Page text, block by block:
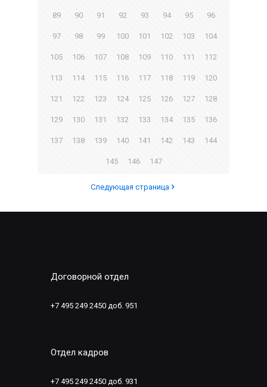
89 90 91 92 93 94 95 96
97 98 99 100 101 102 103 104
105 106 107 108 109 110 111 112
113 114 115 116 117 118 119 120
121 122 123 124 125 126 127 128
129 130 131 132 133 134 135 136
137 138 139 140 141 142 143 144
145 146 147
Следующая страница
Договорной отдел
+7 495 249 2450 доб. 951
Отдел кадров
+7 495 249 2450 доб. 931